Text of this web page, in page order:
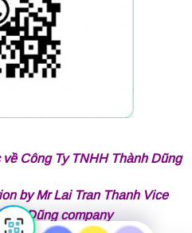
Công Ty TNHH Thành Dũng
by Mr Lai Tran Thanh Vice
Dũng company